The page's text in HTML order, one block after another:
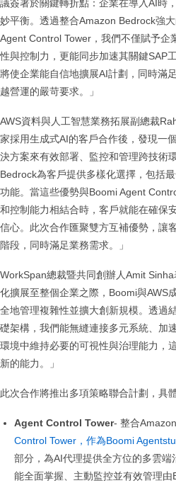
議簽署於關鍵轉折點：企業在導入AI時
妙平衡。透過整合Amazon Bedrock強
Agent Control Tower，我們不僅賦予企
性與控制力，更能同步加速其關鍵SAP
將使企業能自信地擴展AI計劃，同時滿
越營運的嚴苛要求。」
AWS資料與人工智慧業務拓展副總裁
家採用生成式AI的客戶合作後，發現一
決方案來有效部署、監控和管理跨技術
Bedrock為客戶提供多樣化選擇，包括
功能。當這些優勢與Boomi Agent
和控制能力相結合時，客戶就能在確保
信心。此次合作匯聚雙方互補優勢，讓
階段，同時滿足業務需求。」
WorkSpan總裁暨共同創辦人Amit
化擴展至整個企業之際，Boomi與AWS
全地管理複雜性並擴大創新規模。透過
礎架構，我們能無縫連接多元系統、加
環境中維持必要的可視性與治理能力，
新的能力。」
此次合作將推出多項策略聯合計劃，具
Agent Control Tower- 整合
Control Tower，作為Boomi
部分，為AI代理提供全方位的多雲
能全面掌握、主動監控並有效管理